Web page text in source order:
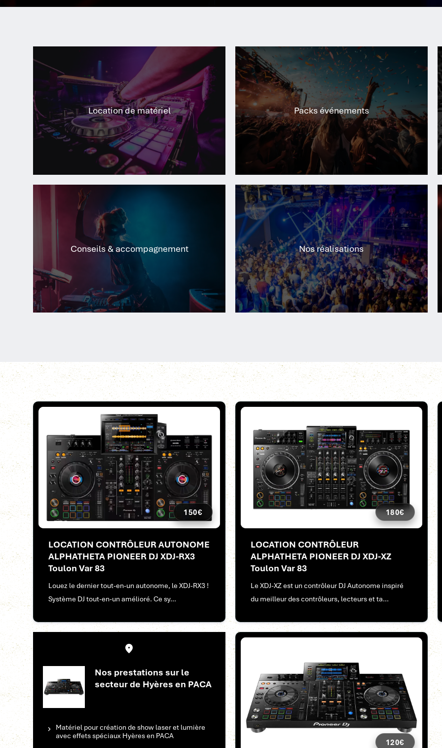
Location de matériel Packs événements
Conseils & accompagnement Nos réalisations
150€
LOCATION CONTRÔLEUR AUTONOME
ALPHATHETA PIONEER DJ XDJ-RX3
Toulon Var 83
Louez le dernier tout-en-un autonome, le XDJ-RX3 !
Système DJ tout-en-un amélioré. Ce sy...
180€
LOCATION CONTRÔLEUR
ALPHATHETA PIONEER DJ XDJ-XZ
Toulon Var 83
Le XDJ-XZ est un contrôleur DJ Autonome inspiré
du meilleur des contrôleurs, lecteurs et ta...
Nos prestations sur le
secteur de Hyères en PACA
Matériel pour création de show laser et lumière
avec effets spéciaux Hyères en PACA
120€